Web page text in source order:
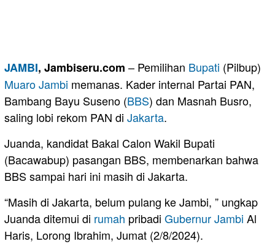
JAMBI, Jambiseru.com – Pemilihan Bupati (Pilbup)
Muaro Jambi memanas. Kader internal Partai PAN,
Bambang Bayu Suseno (BBS) dan Masnah Busro,
saling lobi rekom PAN di Jakarta.
Juanda, kandidat Bakal Calon Wakil Bupati
(Bacawabup) pasangan BBS, membenarkan bahwa
BBS sampai hari ini masih di Jakarta.
“Masih di Jakarta, belum pulang ke Jambi, ” ungkap
Juanda ditemui di rumah pribadi Gubernur Jambi Al
Haris, Lorong Ibrahim, Jumat (2/8/2024).